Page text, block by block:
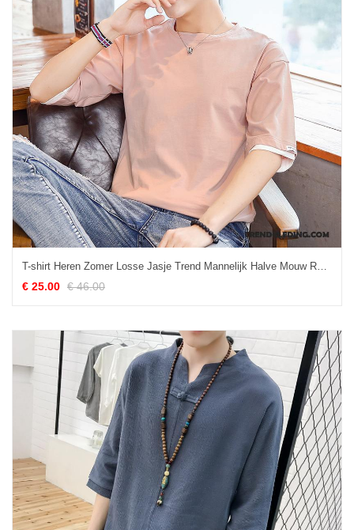
T-shirt Heren Zomer Losse Jasje Trend Mannelijk Halve Mouw Roze
€ 25.00 € 46.00